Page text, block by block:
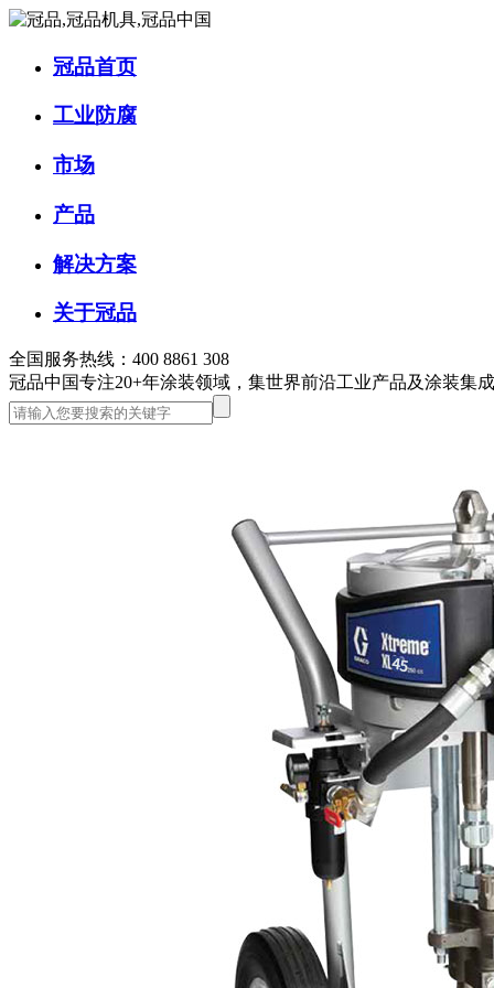
冠品首页
工业防腐
市场
产品
解决方案
关于冠品
全国服务热线：400 8861 308
冠品中国专注20+年涂装领域，集世界前沿工业产品及涂装集